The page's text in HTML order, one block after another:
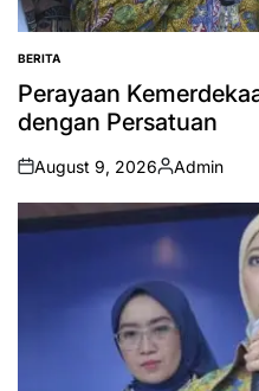
POSTED
IN
BERITA
Perayaan
dengan Persatuan
on
August 9, 2026
Posted
by
Admin